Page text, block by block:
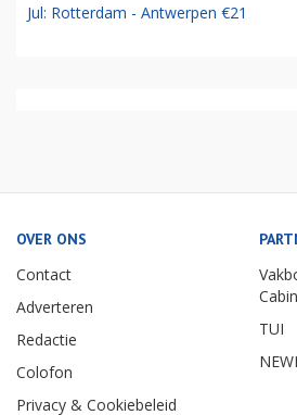
Jul: Rotterdam - Antwerpen €21
OVER ONS
Contact
Adverteren
Redactie
Colofon
Privacy & Cookiebeleid
TUI